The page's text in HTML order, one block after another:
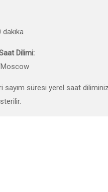
dakika
Dilimi:
sayım süresi yerel saat